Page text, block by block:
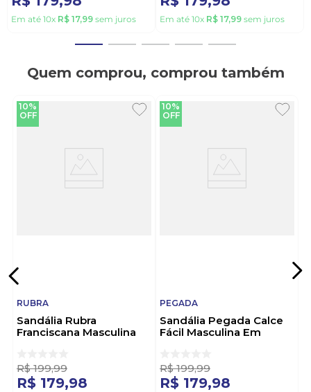
Em até 10x R$ 17,99 sem juros Em até 10x R$ 17,99 sem juros
Quem comprou, comprou também
10%
OFF
RUBRA
Sandália Rubra
Franciscana Masculina
R$ 199,99
R$ 179,98
10%
OFF
PEGADA
Sandália Pegada Calce
Fácil Masculina Em
R$ 199,99
R$ 179,98